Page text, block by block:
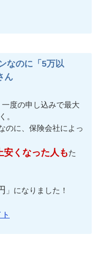
なのに「5万以
ん
一度の申し込みで最大
。
のに、保険会社によっ
安くなった人もた
」になりました！